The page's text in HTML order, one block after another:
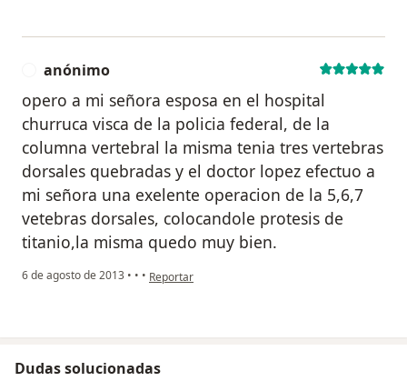
anónimo
opero a mi señora esposa en el hospital
churruca visca de la policia federal, de la
columna vertebral la misma tenia tres vertebras
dorsales quebradas y el doctor lopez efectuo a
mi señora una exelente operacion de la 5,6,7
vetebras dorsales, colocandole protesis de
titanio,la misma quedo muy bien.
6 de agosto de 2013 • • • en opinión del usuario anónimo
Reportar
Dudas solucionadas